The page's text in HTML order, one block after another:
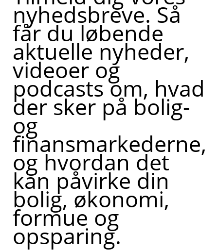
nyhedsbreve. Så
får du løbende
aktuelle nyheder,
videoer og
podcasts om, hvad
der sker på bolig-
og
finansmarkederne,
og hvordan det
kan påvirke din
bolig, økonomi,
formue og
opsparing.